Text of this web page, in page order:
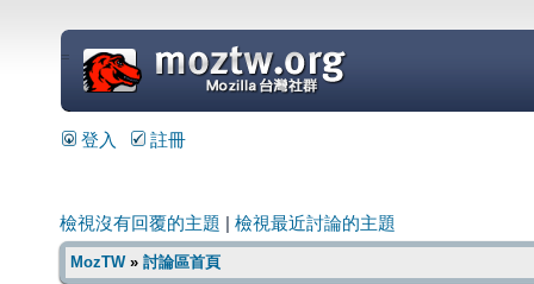
=
登入 註冊
檢視沒有回覆的主題 檢視最近討論的主題
MozTW» 討論區首頁